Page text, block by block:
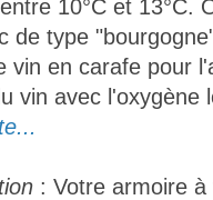
10°C et 13°C.
de type
vin en carafe pour
vin avec l'oxygène
: Votre armoire